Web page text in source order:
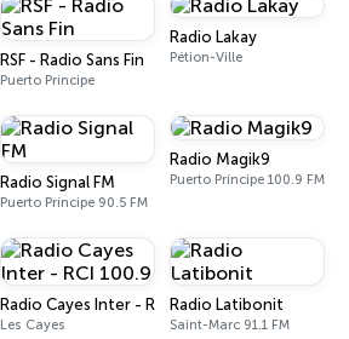
RSF - Radio Sans Fin
Puerto Príncipe
Radio Lakay
Pétion-Ville
Radio Signal FM
Puerto Príncipe 90.5 FM
Radio Magik9
Puerto Príncipe 100.9 FM
Radio Cayes Inter - RCI 100.9
Les Cayes
Radio Latibonit
Saint-Marc 91.1 FM